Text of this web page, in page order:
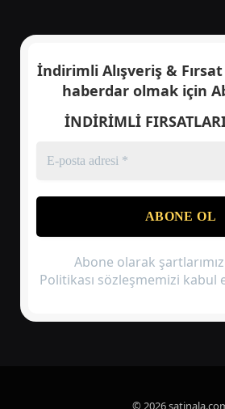
İndirimli Alışveriş &
haberdar olmak için
İNDİRİMLİ
Abone olarak
Politikası sözleşmemizi kabul
© 2026